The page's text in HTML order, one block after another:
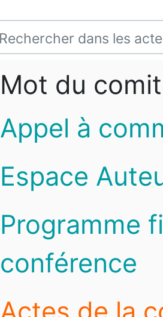
Mot du
Appel à
Espace
Programme
conférence